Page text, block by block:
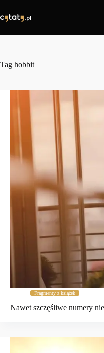
treści
Tag hobbit
Fragmenty z książek
Nawet szczęśliwe numery